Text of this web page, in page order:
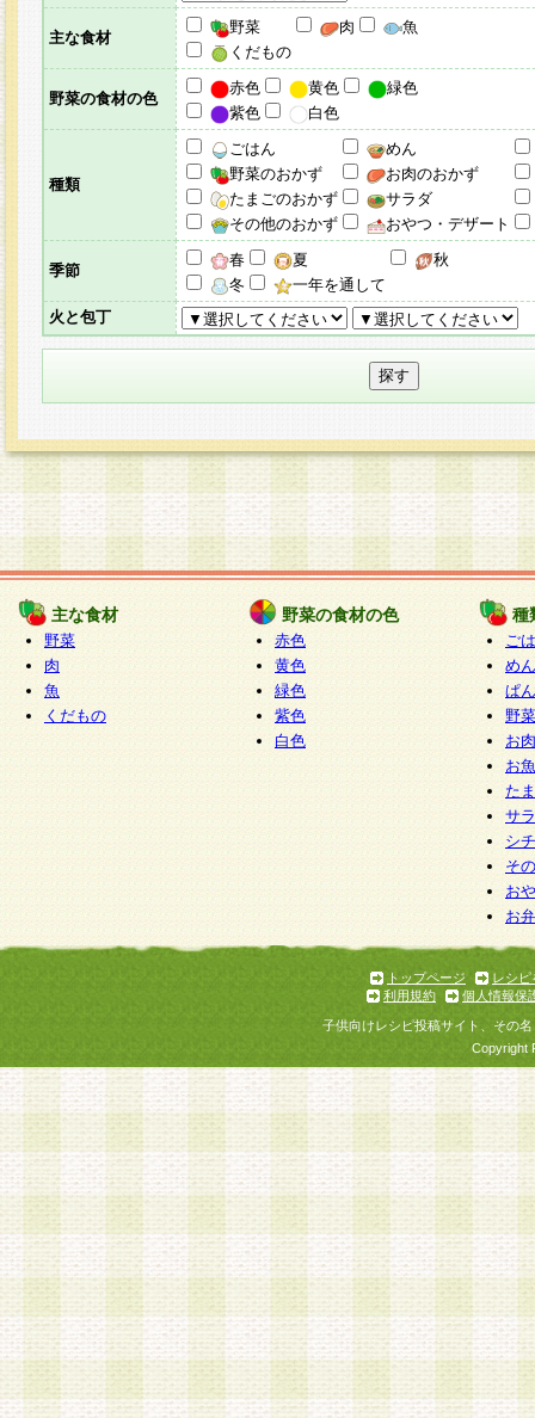
主な食材
野菜 肉
魚
くだもの
野菜の食材の色
赤色 黄色
緑色
紫色
白色
種類
ごはん
めん
野菜のおかず
お肉のおかず
たまごのおかず
サラダ
その他のおかず
おやつ・デザート
季節
春 夏
秋
冬
一年を通して
火と包丁
主な食材
野菜
肉
魚
くだもの
野菜の食材の色
赤色
黄色
緑色
紫色
白色
種
ご
めん
ぱん
野
お
お
た
サ
シ
そ
お
お
トップページ
レシピ
利用規約
個人情報保
子供向けレシピ投稿サイト、その
Copyright